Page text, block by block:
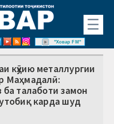
☰
"Ховар FM"
кӯҳию металлургии
Маҳмадалӣ:
талаботи замон
карда шуд